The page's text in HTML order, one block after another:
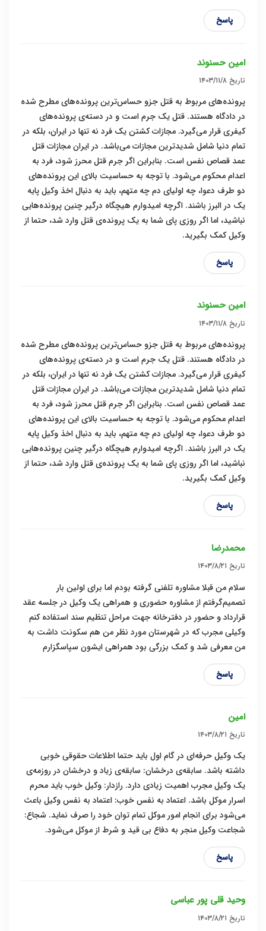
پاسخ
امین حسنوند
تاریخ ۱۴۰۳/۱۱/۸
پرونده‌های مربوط به قتل جزو حساس‌ترین پرونده‌های مطرح شده
در دادگاه هستند. قتل یک جرم است و در دسته‌ی پرونده‌های
کیفری قرار می‌گیرد. مجازات کشتن یک فرد نه تنها در ایران، بلکه در
تمام دنیا شامل شدیدترین مجازات می‌باشد. در ایران مجازات قتل
عمد قصاص نفس است. بنابراین اگر جرم قتل محرز شود، فرد به
اعدام محکوم می‌شود. با توجه به حساسیت بالای این پرونده‌های
دو طرف دعوا، چه اولیای دم چه متهم، باید به دنبال اخذ وکیل پایه
یک در البرز باشند. اگرچه امیدوارم هیچگاه درگیر چنین پرونده‌هایی
نباشید، اما اگر روزی پای شما به یک پرونده‌ی قتل وارد شد، حتما از
وکیل کمک بگیرید.
پاسخ
امین حسنوند
تاریخ ۱۴۰۳/۱۱/۸
پرونده‌های مربوط به قتل جزو حساس‌ترین پرونده‌های مطرح شده
در دادگاه هستند. قتل یک جرم است و در دسته‌ی پرونده‌های
کیفری قرار می‌گیرد. مجازات کشتن یک فرد نه تنها در ایران، بلکه در
تمام دنیا شامل شدیدترین مجازات می‌باشد. در ایران مجازات قتل
عمد قصاص نفس است. بنابراین اگر جرم قتل محرز شود، فرد به
اعدام محکوم می‌شود. با توجه به حساسیت بالای این پرونده‌های
دو طرف دعوا، چه اولیای دم چه متهم، باید به دنبال اخذ وکیل پایه
یک در البرز باشند. اگرچه امیدوارم هیچگاه درگیر چنین پرونده‌هایی
نباشید، اما اگر روزی پای شما به یک پرونده‌ی قتل وارد شد، حتما از
وکیل کمک بگیرید.
پاسخ
محمدرضا
تاریخ ۱۴۰۳/۸/۲۱
سلام من قبلا مشاوره تلفنی گرفته بودم اما برای اولین بار
تصمیم‌گرفتم از مشاوره حضوری و همراهی یک وکیل در جلسه عقد
قرارداد و حضور در دفترخانه جهت مراحل تنظیم سند استفاده کنم
وکیلی مجرب که در شهرستان مورد نظر من هم سکونت داشت به
من معرفی شد و کمک بزرگی بود همراهی ایشون سپاسگزارم
پاسخ
امین
تاریخ ۱۴۰۳/۸/۲۱
یک وکیل حرفه‌ای در گام اول باید حتما اطلاعات حقوقی خوبی
داشته باشد. سابقه‌ی درخشان: سابقه‌ی زیاد و درخشان در روزمه‌ی
یک وکیل مجرب اهمیت زیادی دارد. رازدار: وکیل خوب باید محرم
اسرار موکل باشد. اعتماد به نفس خوب: اعتماد به نفس وکیل باعث
می‌شود برای انجام امور موکل تمام توان خود را صرف نماید. شجاع:
شجاعت وکیل منجر به دفاع بی قید و شرط از موکل می‌شود.
پاسخ
وحید قلی پور عباسی
تاریخ ۱۴۰۳/۸/۲۱